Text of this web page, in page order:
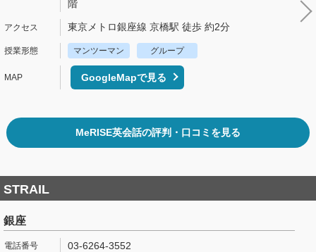
階
東京メトロ銀座線 京橋駅 徒歩 約2分
マンツーマン グループ
GoogleMapで見る
MeRISE英会話の評判・口コミを見る
STRAIL
銀座
03-6264-3552